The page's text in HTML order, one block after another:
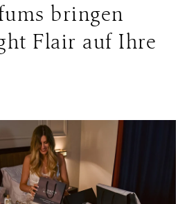
bringen
Flair auf Ihre